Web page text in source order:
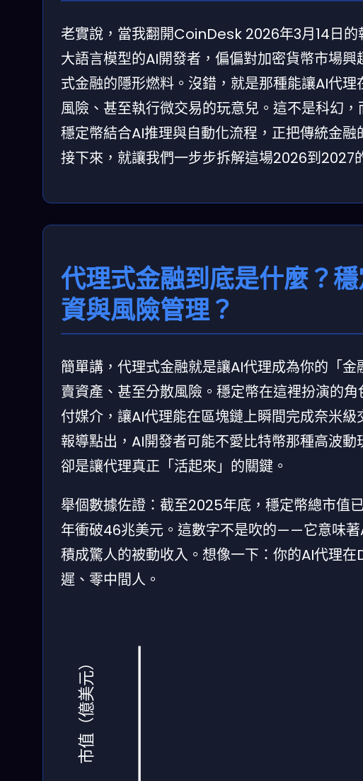
老實說，當我翻開CoinDesk 2026年3月14日
大語言模型的AI開發者，偏偏對加密貨幣市場
式金融的隱形燃料。沒錯，就是那種能讓AI代
風險、甚至執行微交易的玩意兒。這不是科幻
穩定幣結合AI推理與自動化流程，正把傳統金
接下來，就讓我們一步步拆解這場2026到2027
代理式金融到底是什麼？
資與風險管理？
簡單講，代理式金融就是讓AI代理成為你的「
賣資產、甚至分散風險。穩定幣在這裡扮演的
付媒介，讓AI代理能在區塊鏈上瞬間完成奈米
報導點出，AI開發者可能不愛比特幣那種高波動
卻是讓代理真正「活起來」的關鍵。
舉個數據佐證：截至2025年底，穩定幣總市值
年衝破46兆美元。這數字不是吹的——它意味
積成驚人的被動收入。想像一下：你的AI代理
遲、零中間人。
市值（億美元）